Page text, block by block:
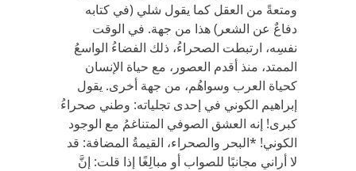
ومتعةً من العقل كما يقول شلي (في كتابه
دفاعٌ عن الشعر) هذا من جهة. في الوقت
نفسِه، ارتبطت الصحراءُ، ذلك الفضاءُ الواسعُ
الممتد، منذ أقدم العصور، مع حياة الإنسان
كحياة العرب وسواهُم، من جهة أخرى. يقول
إبراهيم الكوني في إحدى تجلياته: وطني صحراءُ
كبرى! إنه العشق الصوفي المتناغمُ مع الوجود
الكوني! *البحر والصحراء، القيمةُ المضافة: قد
لا أراني مجانبًا للصواب أو مبالِغًا إذا قلت: إنَّ